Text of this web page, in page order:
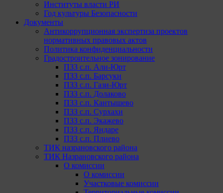
Институты власти РИ
Год культуры Безопасности
Документы
Антикоррупционная экспертиза проектов
нормативных правовых актов
Политика конфиденциальности
Градостроительное зонирование
ПЗЗ с.п. Али-Юрт
ПЗЗ с.п. Барсуки
ПЗЗ с.п. Гази-Юрт
ПЗЗ с.п. Долаково
ПЗЗ с.п. Кантышево
ПЗЗ с.п. Сурхахи
ПЗЗ с.п. Экажево
ПЗЗ с.п. Яндаре
ПЗЗ с.п. Плиево
ТИК назрановского района
ТИК Назрановского района
О комиссии
О комиссии
Участковые комиссии